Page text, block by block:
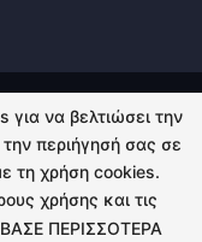
Reserved.
για να βελτιώσει την
περιήγησή σας σε
τη χρήση cookies.
χρήσης και τις
ΠΕΡΙΣΣΟΤΕΡΑ